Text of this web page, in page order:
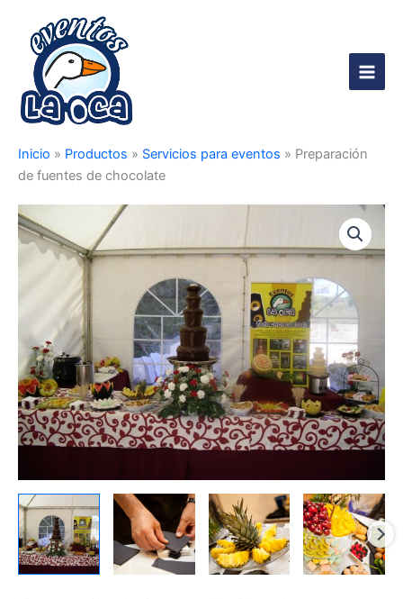
contenido
Main
Inicio » Productos » Servicios para eventos » Preparación
de fuentes de chocolate